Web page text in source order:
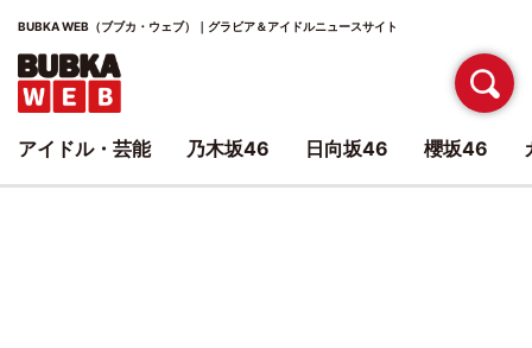
BUBKA WEB（ブブカ・ウェブ）｜グラビア＆アイドルニュースサイト
アイドル・芸能 乃木坂46 日向坂46 櫻坂46